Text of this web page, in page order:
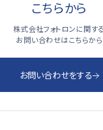
こちらから
株式会社フォトロンに関する
お問い合わせはこちらから
お問い合わせをする